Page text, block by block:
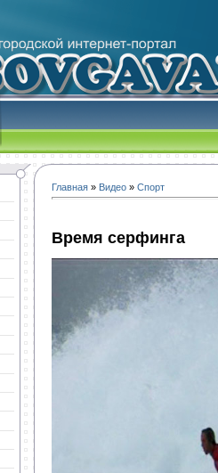
Главная » Видео » Спорт
Время серфинга